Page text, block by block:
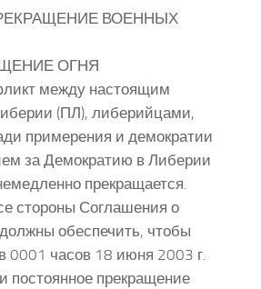
ВОЕННЫХ
ОГНЯ
между настоящим
(ПЛ), либерийцами,
примерения и демократии
за Демократию в Либерии
прекращается.
стороны Соглашения о
обеспечить, чтобы
0001 часов 18 июня 2003 г.
постоянное прекращение